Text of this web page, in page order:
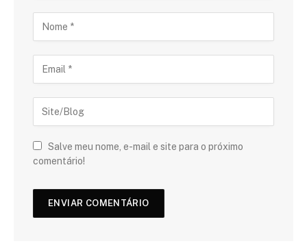
Salve meu nome, e-mail e site para o próximo
comentário!